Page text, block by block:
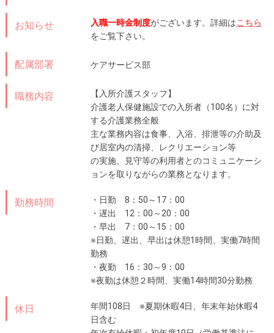
お知らせ 入職一時金制度がございます。詳細はこちら
をご覧下さい。
配属部署 ケアサービス部
職務内容
【入所介護スタッフ】
介護老人保健施設での入所者（100名）に対
する介護業務全般
主な業務内容は食事、入浴、排泄等の介助及
び居室内の清掃、レクリエーション等
の実施、見守等の利用者とのコミュニケーシ
ョンを取りながらの業務となります。
勤務時間
・日勤 8：50～17：00
・遅出 12：00～20：00
・早出 7：00～15：00
※日勤、遅出、早出は休憩1時間、実働7時間
勤務
・夜勤 16：30～9：00
※夜勤は休憩２時間、実働14時間30分勤務
休日
年間108日 ※夏期休暇4日、年末年始休暇4
日含む